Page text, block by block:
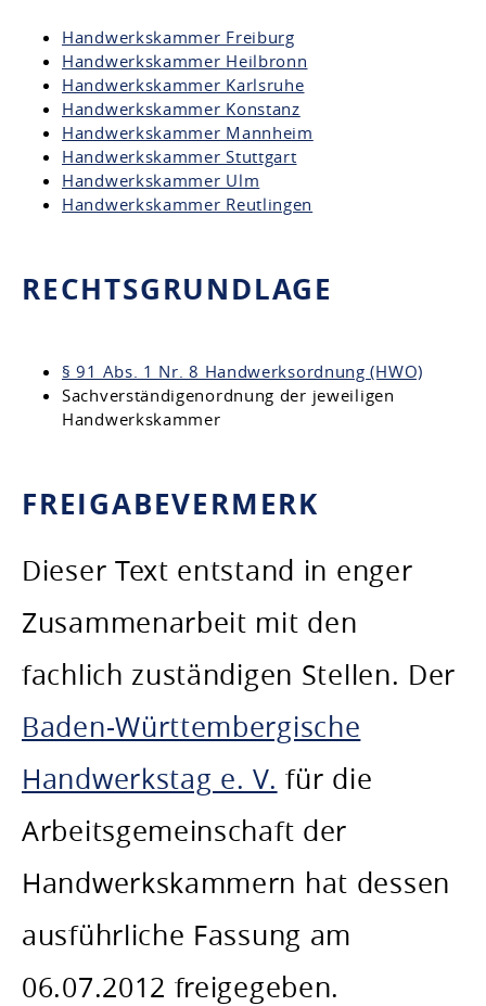
Handwerkskammer Freiburg
Handwerkskammer Heilbronn
Handwerkskammer Karlsruhe
Handwerkskammer Konstanz
Handwerkskammer Mannheim
Handwerkskammer Stuttgart
Handwerkskammer Ulm
Handwerkskammer Reutlingen
RECHTSGRUNDLAGE
§ 91 Abs. 1 Nr. 8 Handwerksordnung (HWO)
Sachverständigenordnung der jeweiligen
Handwerkskammer
FREIGABEVERMERK
Dieser Text entstand in enger
Zusammenarbeit mit den
fachlich zuständigen Stellen. Der
Baden-Württembergische
Handwerkstag e. V. für die
Arbeitsgemeinschaft der
Handwerkskammern hat dessen
ausführliche Fassung am
06.07.2012 freigegeben.